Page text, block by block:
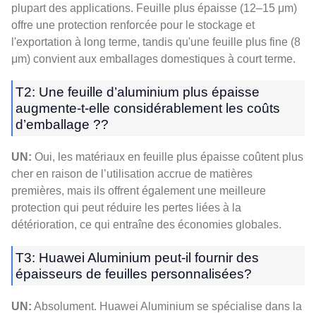
plupart des applications. Feuille plus épaisse (12–15 μm)
offre une protection renforcée pour le stockage et
l'exportation à long terme, tandis qu'une feuille plus fine (8
μm) convient aux emballages domestiques à court terme.
T2: Une feuille d’aluminium plus épaisse
augmente-t-elle considérablement les coûts
d’emballage ??
UN: Oui, les matériaux en feuille plus épaisse coûtent plus
cher en raison de l’utilisation accrue de matières
premières, mais ils offrent également une meilleure
protection qui peut réduire les pertes liées à la
détérioration, ce qui entraîne des économies globales.
T3: Huawei Aluminium peut-il fournir des
épaisseurs de feuilles personnalisées?
UN: Absolument. Huawei Aluminium se spécialise dans la